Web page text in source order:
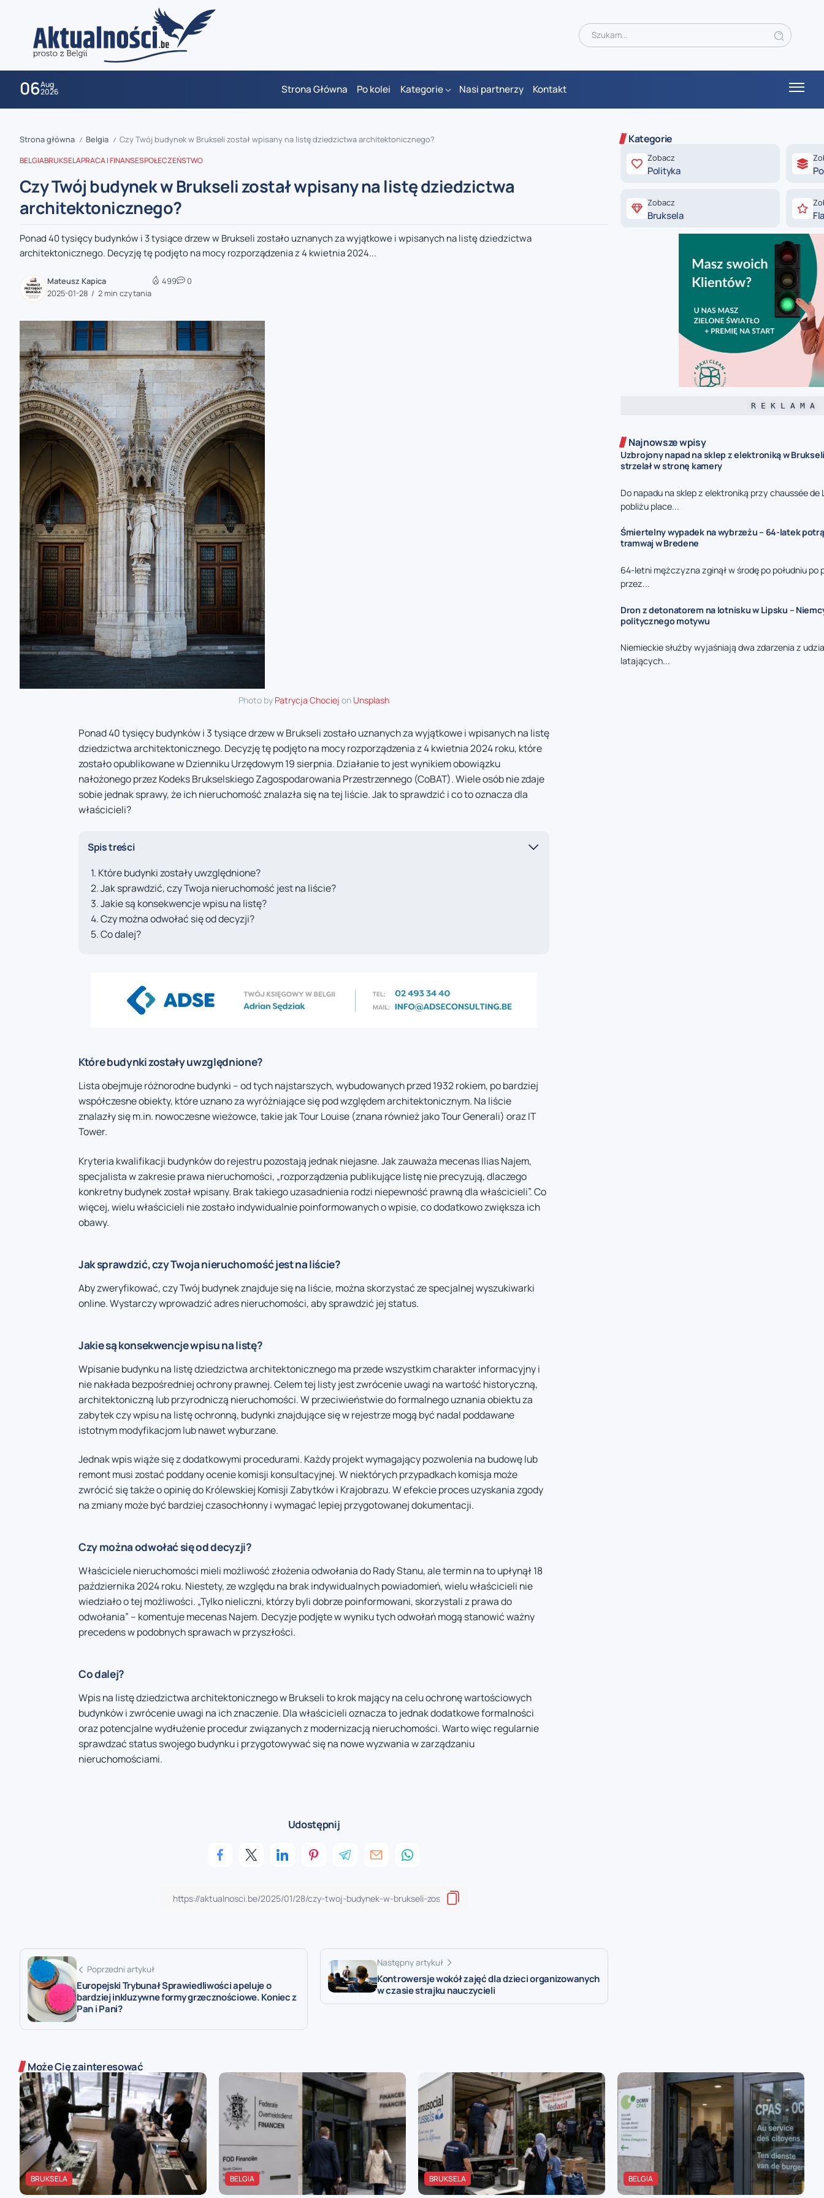
06Aug
2026 Strona Główna Po kolei Kategorie Nasi partnerzy Kontakt
zaobserwuj nas
zaobserwuj nas
zaobserwuj nas
zaobserwuj nas
zaobserwuj nas
Strona główna / Belgia / Czy Twój budynek w Brukseli został wpisany na listę dziedzictwa architektonicznego?
BELGIABRUKSELAPRACA I FINANSESPOŁECZEŃSTWO
Czy Twój budynek w Brukseli został wpisany na listę dziedzictwa
architektonicznego?
Ponad 40 tysięcy budynków i 3 tysiące drzew w Brukseli zostało uznanych za wyjątkowe i wpisanych na listę dziedzictwa
architektonicznego. Decyzję tę podjęto na mocy rozporządzenia z 4 kwietnia 2024...
Mateusz Kapica
2025-01-28
2 min czytania
499 0
Photo by Patrycja Chociej on Unsplash
Ponad 40 tysięcy budynków i 3 tysiące drzew w Brukseli zostało uznanych za wyjątkowe i wpisanych na listę
dziedzictwa architektonicznego. Decyzję tę podjęto na mocy rozporządzenia z 4 kwietnia 2024 roku, które
zostało opublikowane w Dzienniku Urzędowym 19 sierpnia. Działanie to jest wynikiem obowiązku
nałożonego przez Kodeks Brukselskiego Zagospodarowania Przestrzennego (CoBAT). Wiele osób nie zdaje
sobie jednak sprawy, że ich nieruchomość znalazła się na tej liście. Jak to sprawdzić i co to oznacza dla
właścicieli?
Spis treści
Które budynki zostały uwzględnione?
Jak sprawdzić, czy Twoja nieruchomość jest na liście?
Jakie są konsekwencje wpisu na listę?
Czy można odwołać się od decyzji?
Co dalej?
Które budynki zostały uwzględnione?
Lista obejmuje różnorodne budynki – od tych najstarszych, wybudowanych przed 1932 rokiem, po bardziej
współczesne obiekty, które uznano za wyróżniające się pod względem architektonicznym. Na liście
znalazły się m.in. nowoczesne wieżowce, takie jak Tour Louise (znana również jako Tour Generali) oraz IT
Tower.
Kryteria kwalifikacji budynków do rejestru pozostają jednak niejasne. Jak zauważa mecenas Ilias Najem,
specjalista w zakresie prawa nieruchomości, „rozporządzenia publikujące listę nie precyzują, dlaczego
konkretny budynek został wpisany. Brak takiego uzasadnienia rodzi niepewność prawną dla właścicieli”. Co
więcej, wielu właścicieli nie zostało indywidualnie poinformowanych o wpisie, co dodatkowo zwiększa ich
obawy.
Jak sprawdzić, czy Twoja nieruchomość jest na liście?
Aby zweryfikować, czy Twój budynek znajduje się na liście, można skorzystać ze specjalnej wyszukiwarki
online. Wystarczy wprowadzić adres nieruchomości, aby sprawdzić jej status.
Jakie są konsekwencje wpisu na listę?
Wpisanie budynku na listę dziedzictwa architektonicznego ma przede wszystkim charakter informacyjny i
nie nakłada bezpośredniej ochrony prawnej. Celem tej listy jest zwrócenie uwagi na wartość historyczną,
architektoniczną lub przyrodniczą nieruchomości. W przeciwieństwie do formalnego uznania obiektu za
zabytek czy wpisu na listę ochronną, budynki znajdujące się w rejestrze mogą być nadal poddawane
istotnym modyfikacjom lub nawet wyburzane.
Jednak wpis wiąże się z dodatkowymi procedurami. Każdy projekt wymagający pozwolenia na budowę lub
remont musi zostać poddany ocenie komisji konsultacyjnej. W niektórych przypadkach komisja może
zwrócić się także o opinię do Królewskiej Komisji Zabytków i Krajobrazu. W efekcie proces uzyskania zgody
na zmiany może być bardziej czasochłonny i wymagać lepiej przygotowanej dokumentacji.
Czy można odwołać się od decyzji?
Właściciele nieruchomości mieli możliwość złożenia odwołania do Rady Stanu, ale termin na to upłynął 18
października 2024 roku. Niestety, ze względu na brak indywidualnych powiadomień, wielu właścicieli nie
wiedziało o tej możliwości. „Tylko nieliczni, którzy byli dobrze poinformowani, skorzystali z prawa do
odwołania” – komentuje mecenas Najem. Decyzje podjęte w wyniku tych odwołań mogą stanowić ważny
precedens w podobnych sprawach w przyszłości.
Co dalej?
Wpis na listę dziedzictwa architektonicznego w Brukseli to krok mający na celu ochronę wartościowych
budynków i zwrócenie uwagi na ich znaczenie. Dla właścicieli oznacza to jednak dodatkowe formalności
oraz potencjalne wydłużenie procedur związanych z modernizacją nieruchomości. Warto więc regularnie
sprawdzać status swojego budynku i przygotowywać się na nowe wyzwania w zarządzaniu
nieruchomościami.
Udostępnij
Poprzedni artykuł
Europejski Trybunał Sprawiedliwości apeluje o
bardziej inkluzywne formy grzecznościowe. Koniec z
Pan i Pani?
Następny artykuł
Kontrowersje wokół zajęć dla dzieci organizowanych
w czasie strajku nauczycieli
Kategorie
Zobacz
Polityka
Zobacz
Bruksela
R E K L A M A
Najnowsze wpisy
Uzbrojony napad na sklep z elektroniką w
strzelał w stronę kamery
Do napadu na sklep z elektroniką przy chaussée de
pobliżu place...
Śmiertelny wypadek na wybrzeżu – 64-latek
tramwaj w Bredene
64-letni mężczyzna zginął w środę po południu po
przez...
Dron z detonatorem na lotnisku w Lipsku –
politycznego motywu
Niemieckie służby wyjaśniają dwa zdarzenia z
latających...
Może Cię zainteresować
BRUKSELA BELGIA BRUKSELA BELGIA